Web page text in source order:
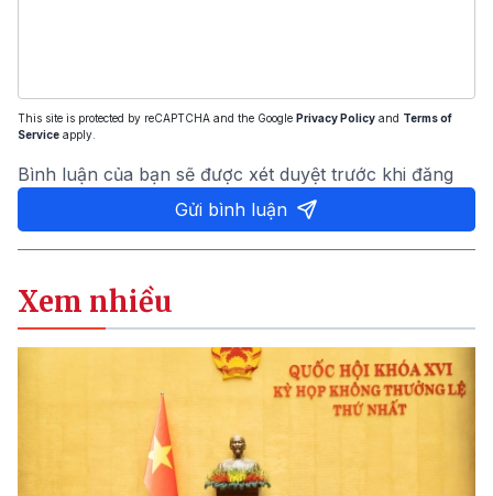
This site is protected by reCAPTCHA and the Google Privacy Policy and Terms of
Service apply.
Bình luận của bạn sẽ được xét duyệt trước khi đăng
Gửi bình luận
Xem nhiều